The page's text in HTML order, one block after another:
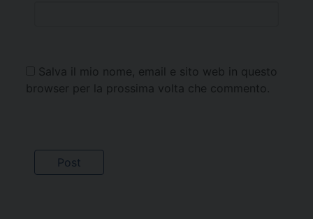
Salva il mio nome, email e sito web in questo
browser per la prossima volta che commento.